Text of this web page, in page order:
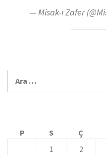
— Misak-ı Zafer
P
S Ç
1
2